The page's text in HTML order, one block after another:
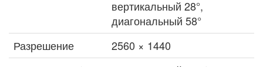
вертикальный 28°,
диагональный 58°
Разрешение
2560 × 1440